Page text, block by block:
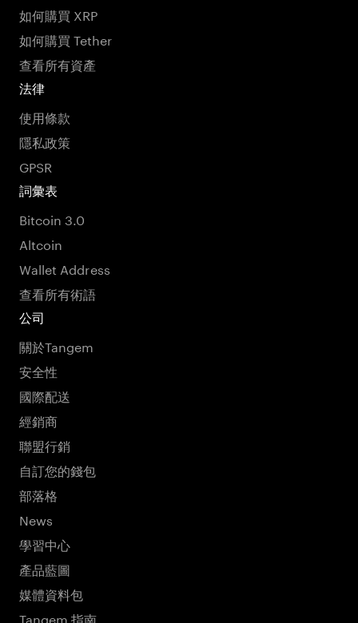
如何購買 XRP
如何購買 Tether
查看所有資產
法律
使用條款
隱私政策
GPSR
詞彙表
Bitcoin 3.0
Altcoin
Wallet Address
查看所有術語
公司
關於Tangem
安全性
國際配送
經銷商
聯盟行銷
自訂您的錢包
部落格
News
學習中心
產品藍圖
媒體資料包
Tangem 指南